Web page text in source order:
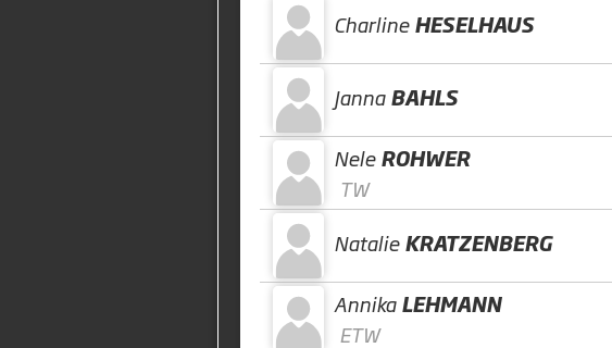
Charline HESELHAUS
Janna BAHLS
Nele ROHWER
TW
Natalie KRATZENBERG
Annika LEHMANN
ETW